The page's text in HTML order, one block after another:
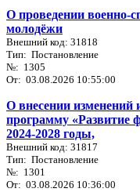
О проведении военно-
молодёжи
Внешний код: 31818
Тип: Постановление
№: 1305
От: 03.08.2026 10:55:00
О внесении
программу «Развитие
2024-2028 годы,
Внешний код: 31817
Тип: Постановление
№: 1301
От: 03.08.2026 10:36:00